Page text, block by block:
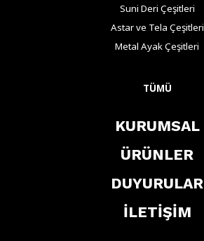
Suni Deri Çeşitleri
Astar ve Tela Çeşitleri
Metal Ayak Çeşitleri
TÜMÜ
KURUMSAL
ÜRÜNLER
DUYURULAR
İLETİŞİM